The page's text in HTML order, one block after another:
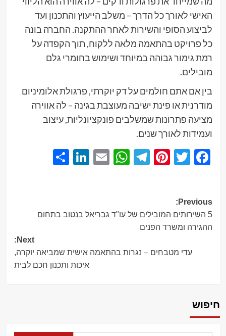
האישי לאורך כל הדרך – משלב הייעוץ והתכנון ועד
לביצוע הסופי והשירות לאחר ההתקנה. החברה בונה
כל פרויקט בהתאמה מלאה ללקוח, תוך הקפדה על
רמת גימור גבוהה במיוחד ושימוש בחומרי גלם
מובילים.
בין אם אתם חולמים על דק יוקרתי, פרגולת אלומיניום
מודרנית או פינת ישיבה מעוצבת בגינה – לה אווירה
מציעה פתרונות שמשלבים פונקציונליות, עיצוב
ועמידות לאורך שנים.
Facebook
Twitter
Pinterest
Telegram
WhatsApp
Email
LinkedIn
Post
navigation
Previous:
5 השירותים המובילים של עו"ד גבריאל בנטוב בתחום
ההגירה ומשרד הפנים
Next:
עדי מטבחים – נגרות בהתאמה אישית שמביאה יוקרה,
איכות ותכנון חכם לבית
חיפוש